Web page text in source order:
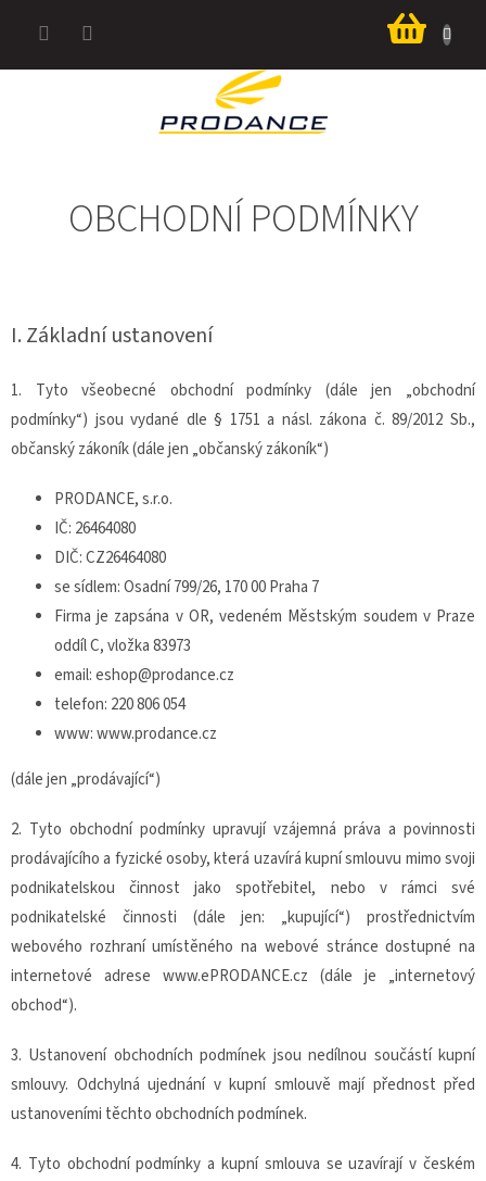
košík
OBCHODNÍ PODMÍNKY
I. Základní ustanovení
1. Tyto všeobecné obchodní podmínky (dále jen „obchodní
podmínky“) jsou vydané dle § 1751 a násl. zákona č. 89/2012 Sb.,
občanský zákoník (dále jen „občanský zákoník“)
PRODANCE, s.r.o.
IČ: 26464080
DIČ: CZ26464080
se sídlem: Osadní 799/26, 170 00 Praha 7
Firma je zapsána v OR, vedeném Městským soudem v Praze
oddíl C, vložka 83973
email: eshop@prodance.cz
telefon: 220 806 054
www: www.prodance.cz
(dále jen „prodávající“)
2. Tyto obchodní podmínky upravují vzájemná práva a povinnosti
prodávajícího a fyzické osoby, která uzavírá kupní smlouvu mimo svoji
podnikatelskou činnost jako spotřebitel, nebo v rámci své
podnikatelské činnosti (dále jen: „kupující“) prostřednictvím
webového rozhraní umístěného na webové stránce dostupné na
internetové adrese www.ePRODANCE.cz (dále je „internetový
obchod“).
3. Ustanovení obchodních podmínek jsou nedílnou součástí kupní
smlouvy. Odchylná ujednání v kupní smlouvě mají přednost před
ustanoveními těchto obchodních podmínek.
4. Tyto obchodní podmínky a kupní smlouva se uzavírají v českém